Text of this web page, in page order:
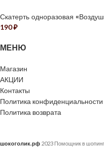
Скатерть одноразовая
190₽
МЕНЮ
Магазин
АКЦИИ
Контакты
Политика конфиденциальности
Политика возврата
шокоголик.рф 2023 Помощник в